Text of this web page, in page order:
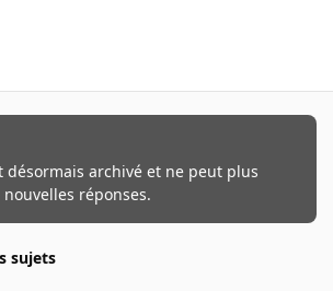
désormais archivé et ne peut plus
réponses.
sujets